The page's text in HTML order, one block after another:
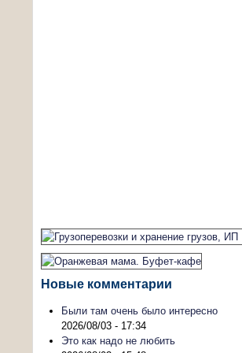
Новые комментарии
Были там очень было интересно
2026/08/03 - 17:34
Это как надо не любить